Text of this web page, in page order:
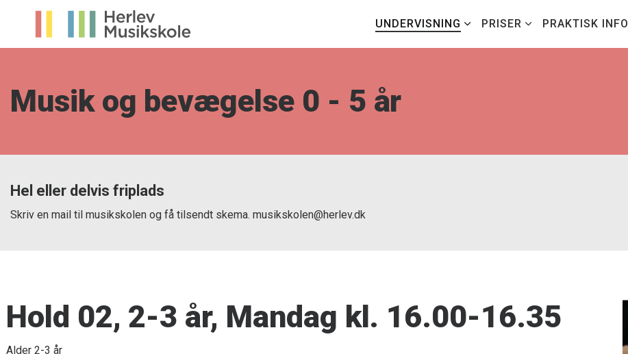
UNDERVISNING PRISER PRAKTISK INFO
Musik og bevægelse 0 - 5 år
Hel eller delvis friplads
Skriv en mail til musikskolen og få tilsendt skema. musikskolen@herlev.dk
Hold 02, 2-3 år, Mandag kl. 16.00-16.35
Alder 2-3 år